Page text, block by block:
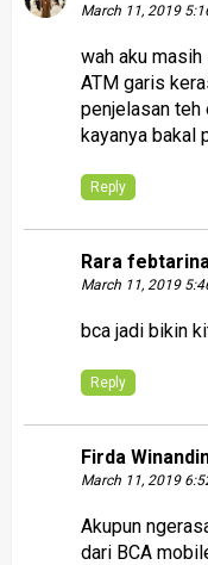
March 11, 2019
wah aku
ATM garis
penjelasan teh
kayanya bakal
Reply
Rara
March 11, 2019
bca jadi bikin
Reply
Firda
March 11, 2019
Akupun
dari BCA